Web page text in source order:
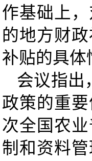
作基础上
的地方财
补贴的具体
会议指出
政策的重
次全国农
制和资料